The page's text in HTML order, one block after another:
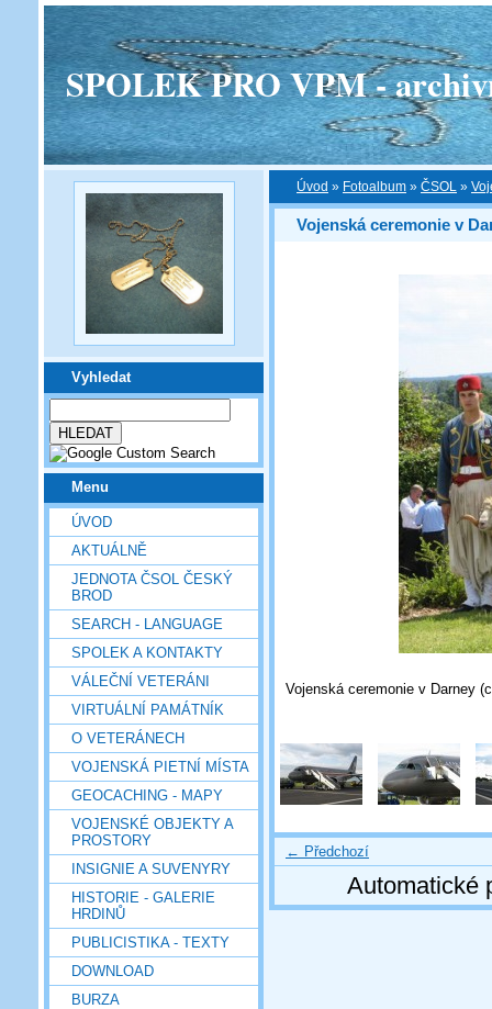
SPOLEK PRO VPM -
Vyhledat
Menu
ÚVOD
AKTUÁLNĚ
JEDNOTA ČSOL ČESKÝ
BROD
SEARCH - LANGUAGE
SPOLEK A KONTAKTY
VÁLEČNÍ VETERÁNI
VIRTUÁLNÍ PAMÁTNÍK
O VETERÁNECH
VOJENSKÁ PIETNÍ MÍSTA
GEOCACHING - MAPY
VOJENSKÉ OBJEKTY A
PROSTORY
INSIGNIE A SUVENYRY
HISTORIE - GALERIE
HRDINŮ
PUBLICISTIKA - TEXTY
DOWNLOAD
BURZA
Úvod » Fotoalbum » ČSOL »
Vojenská ceremonie v
Vojenská ceremonie v Darney
← Předchozí
Automatické